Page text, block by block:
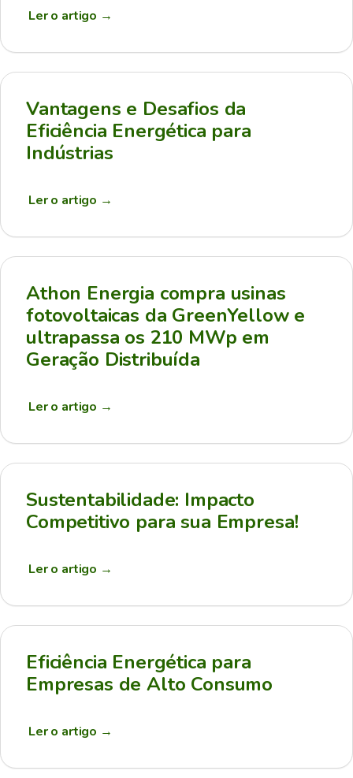
Ler o artigo →
Vantagens e Desafios da
Eficiência Energética para
Indústrias
Ler o artigo →
Athon Energia compra usinas
fotovoltaicas da GreenYellow e
ultrapassa os 210 MWp em
Geração Distribuída
Ler o artigo →
Sustentabilidade: Impacto
Competitivo para sua Empresa!
Ler o artigo →
Eficiência Energética para
Empresas de Alto Consumo
Ler o artigo →